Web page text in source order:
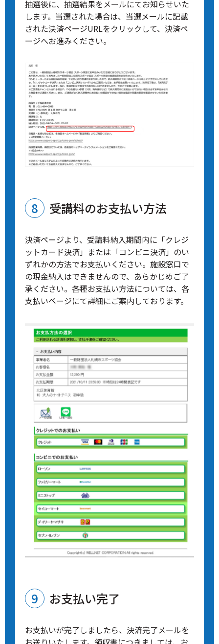
抽選後に、抽選結果をメールにてお知らせいた
します。当選された場合は、当選メールに記載
された決済ページURLをクリックして、決済ペ
ージへお進みください。
受講料のお支払い方法
決済ページより、受講料納入期間内に「クレジ
ットカード決済」または「コンビニ決済」のい
ずれかの方法でお支払いください。施設窓口で
の現金納入はできませんので、あらかじめご了
承ください。各種お支払い方法については、各
支払いページにて詳細にご案内しております。
お支払い完了
お支払いが完了しましたら、決済完了メールを